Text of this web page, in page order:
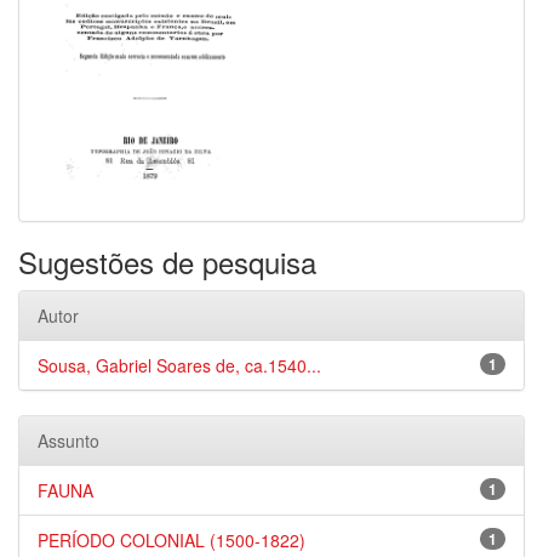
Sugestões de pesquisa
Autor
1
Sousa, Gabriel Soares de, ca.1540...
Assunto
1
FAUNA
1
PERÍODO COLONIAL (1500-1822)